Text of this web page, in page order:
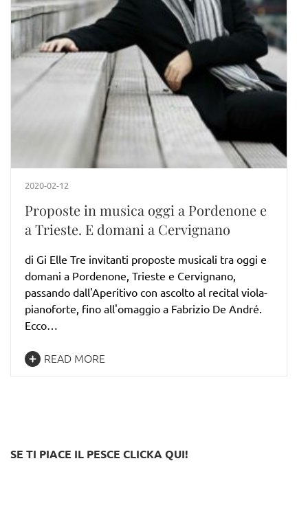
2020-02-12
Proposte in musica oggi a Pordenone e
a Trieste. E domani a Cervignano
di Gi Elle Tre invitanti proposte musicali tra oggi e
domani a Pordenone, Trieste e Cervignano,
passando dall'Aperitivo con ascolto al recital viola-
pianoforte, fino all'omaggio a Fabrizio De André.
Ecco…
READ MORE
SE TI PIACE IL PESCE CLICKA QUI!